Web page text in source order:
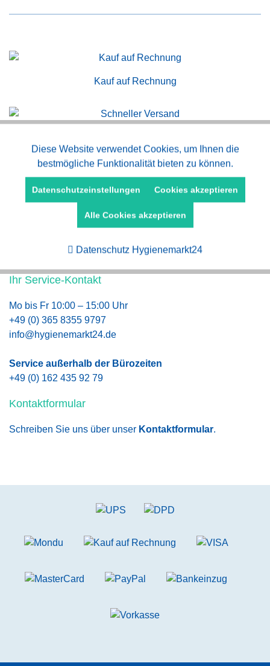
Kauf auf Rechnung
Persönliche Beratung
Ihr Service-Kontakt
Mo bis Fr 10:00 – 15:00 Uhr
+49 (0) 365 8355 9797
info@hygienemarkt24.de
Service außerhalb der Bürozeiten
+49 (0) 162 435 92 79
Kontaktformular
Schreiben Sie uns über unser Kontaktformular.
Funktionale Aktiv
Marketing Aktiv
Diese Website verwendet Cookies, um Ihnen die
bestmögliche Funktionalität bieten zu können.
Datenschutzeinstellungen Cookies akzeptieren
Alle Cookies akzeptieren
Datenschutz Hygienemarkt24